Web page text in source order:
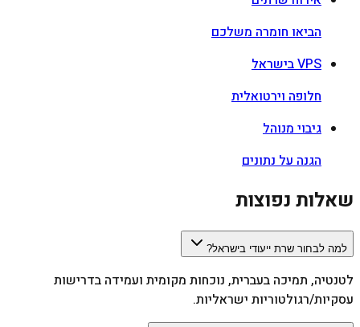
הביאו חומרה משלכם
VPS בישראל
חלופה וירטואלית
גיבוי מנוהל
הגנה על נתונים
שאלות נפוצות
למה לבחור שרת ייעודי בישראל?
לטנטיה, תמיכה בעברית, נוכחות מקומית ועמידה בדרישות
עסקיות/רגולטוריות ישראליות.